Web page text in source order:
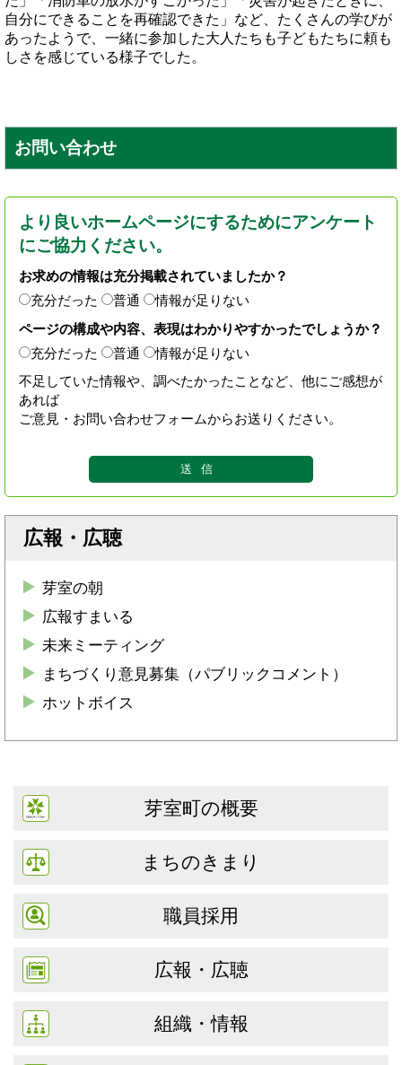
自分にできることを再確認できた」など、たくさんの学びが
あったようで、一緒に参加した大人たちも子どもたちに頼も
しさを感じている様子でした。
お問い合わせ
より良いホームページにするためにアンケート
にご協力ください。
お求めの情報は充分掲載されていましたか？
充分だった
普通
情報が足りない
ページの構成や内容、表現はわかりやすかったでしょうか？
充分だった
普通
情報が足りない
不足していた情報や、調べたかったことなど、他にご感想が
あれば
ご意見・お問い合わせフォームからお送りください。
広報・広聴
芽室の朝
広報すまいる
未来ミーティング
まちづくり意見募集（パブリックコメント）
ホットボイス
芽室町の概要
まちのきまり
職員採用
広報・広聴
組織・情報